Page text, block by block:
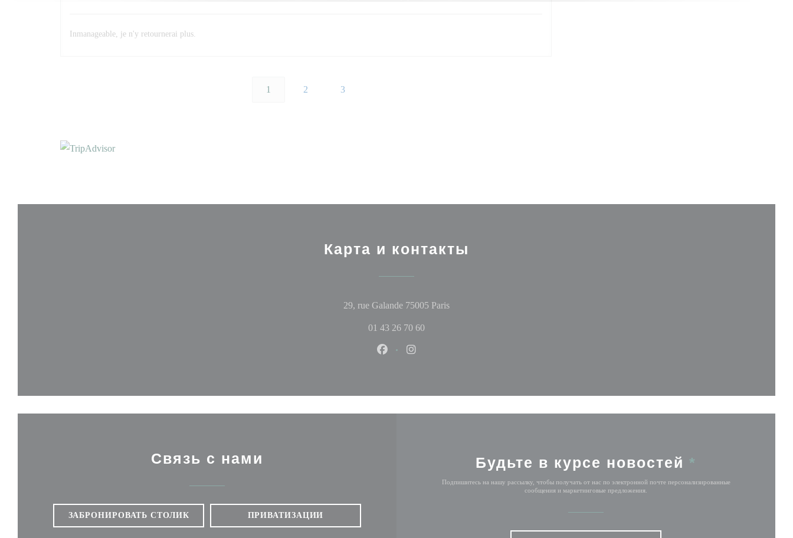
Inmanageable, je n'y retournerai plus.
1 2 3
Карта и контакты
29, rue Galande 75005 Paris((открывается в новом окне))
01 43 26 70 60
Facebook ((открывается в новом окне))
Связь с нами
ЗАБРОНИРОВАТЬ СТОЛИК ПРИВАТИЗАЦИИ
Будьте в курсе новостей *
Подпишитесь на нашу рассылку, чтобы получать от нас по электронной почте персонализированные
сообщения и маркетинговые предложения.